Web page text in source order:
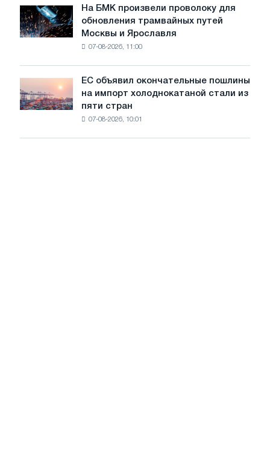
целей
обезуглероживания
июле
На
БМК
произвели
трамвайных
путей
Ярославля
На БМК произвели проволоку для
обновления трамвайных путей
Москвы и Ярославля
07-08-2026, 11:00
объявил
окончательные
ЕС объявил окончательные пошлины
на импорт холоднокатаной стали из
пяти стран
07-08-2026, 10:01